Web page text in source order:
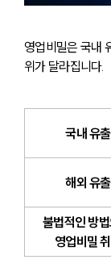
영업비밀은 국내
위가 달라집니다.
국내 유출
해외 유출
불법적인 방
영업비밀